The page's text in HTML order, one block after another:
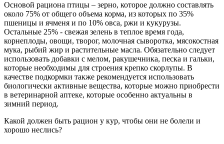
Основой рациона птицы – зерно, которое должно составлять
около 75% от общего объема корма, из которых по 35%
пшеницы и ячменя и по 10% овса, ржи и кукурузы.
Остальные 25% - свежая зелень в теплое время года,
корнеплоды, овощи, творог, молочная сыворотка, мясокостная
мука, рыбий жир и растительные масла. Обязательно следует
использовать добавки с мелом, ракушечника, песка и гальки,
которые необходимы для строения крепко скорлупы. В
качестве подкормки также рекомендуется использовать
биологически активные вещества, которые можно приобрести
в ветеринарной аптеке, которые особенно актуальны в
зимний период.
Какой должен быть рацион у кур, чтобы они не болели и
хорошо неслись?